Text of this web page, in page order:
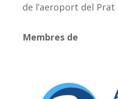
de l’aeroport del Prat
Membres de